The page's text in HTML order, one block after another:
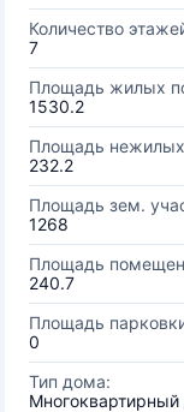
Количество
7
Площадь жилых
1530.2
Площадь
232.2
Площадь зем.
1268
Площадь
240.7
Площадь
0
Тип дома: